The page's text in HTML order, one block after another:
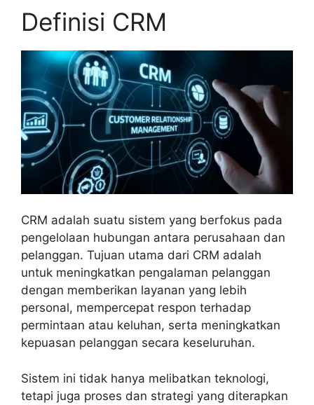
Definisi CRM
CRM adalah suatu sistem yang berfokus pada
pengelolaan hubungan antara perusahaan dan
pelanggan. Tujuan utama dari CRM adalah
untuk meningkatkan pengalaman pelanggan
dengan memberikan layanan yang lebih
personal, mempercepat respon terhadap
permintaan atau keluhan, serta meningkatkan
kepuasan pelanggan secara keseluruhan.
Sistem ini tidak hanya melibatkan teknologi,
tetapi juga proses dan strategi yang diterapkan